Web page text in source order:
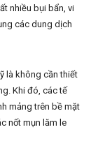
nhiều bụi bẩn, vi
các dung dịch
là không cần thiết
Khi đó, các tế
mảng trên bề mặt
nốt mụn lăm le